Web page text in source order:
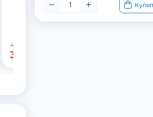
459 грн
359 грн